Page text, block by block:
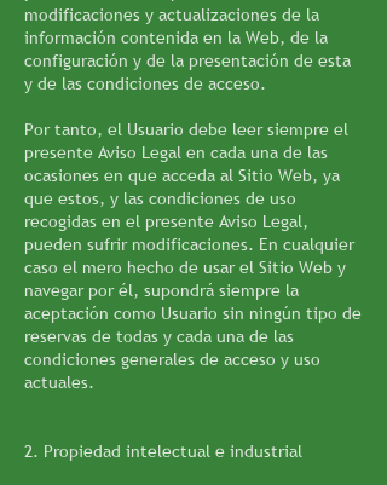
modificaciones y actualizaciones de la
información contenida en la Web, de la
configuración y de la presentación de esta
y de las condiciones de acceso.
Por tanto, el Usuario debe leer siempre el
presente Aviso Legal en cada una de las
ocasiones en que acceda al Sitio Web, ya
que estos, y las condiciones de uso
recogidas en el presente Aviso Legal,
pueden sufrir modificaciones. En cualquier
caso el mero hecho de usar el Sitio Web y
navegar por él, supondrá siempre la
aceptación como Usuario sin ningún tipo de
reservas de todas y cada una de las
condiciones generales de acceso y uso
actuales.
2. Propiedad intelectual e industrial